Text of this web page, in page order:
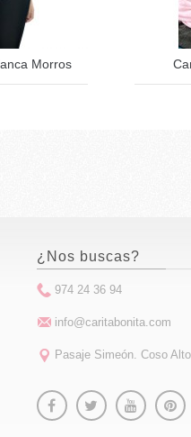
Morros
¿Nos buscas?
974 24 36 94
info@caritabonita.com
Pasaje Simeón. Coso